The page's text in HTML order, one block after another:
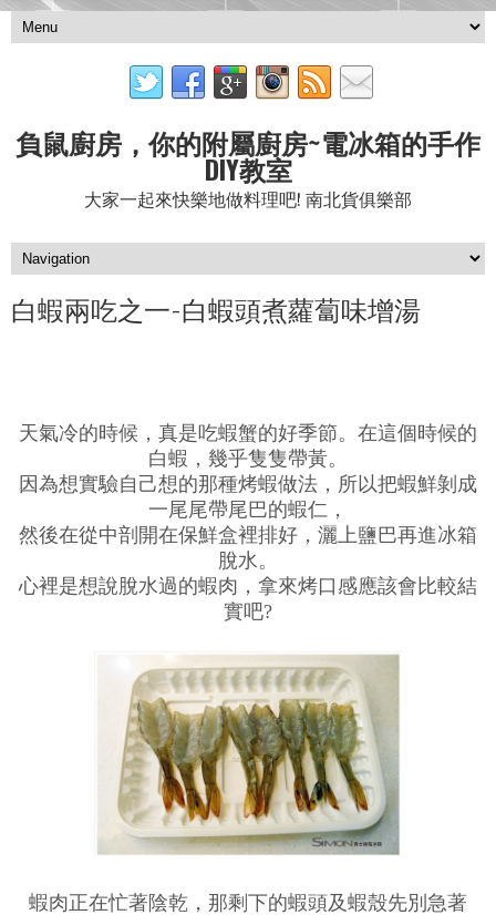
負鼠廚房，你的附屬廚房~電冰箱的手作
DIY教室
大家一起來快樂地做料理吧! 南北貨俱樂部
白蝦兩吃之一-白蝦頭煮蘿蔔味增湯
天氣冷的時候，真是吃蝦蟹的好季節。在這個時候的
白蝦，幾乎隻隻帶黃。
因為想實驗自己想的那種烤蝦做法，所以把蝦鮮剝成
一尾尾帶尾巴的蝦仁，
然後在從中剖開在保鮮盒裡排好，灑上鹽巴再進冰箱
脫水。
心裡是想說脫水過的蝦肉，拿來烤口感應該會比較結
實吧?
蝦肉正在忙著陰乾，那剩下的蝦頭及蝦殼先別急著